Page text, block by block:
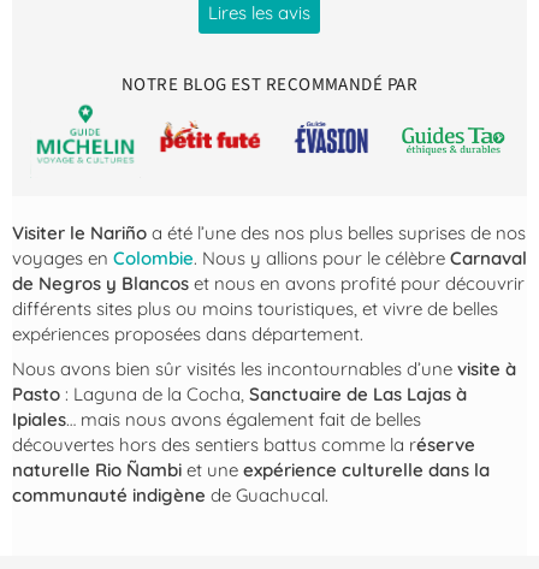
Lires les avis
NOTRE BLOG EST RECOMMANDÉ PAR
Visiter le Nariño a été l’une des nos plus belles suprises de nos
voyages en Colombie. Nous y allions pour le célèbre Carnaval
de Negros y Blancos et nous en avons profité pour découvrir
différents sites plus ou moins touristiques, et vivre de belles
expériences proposées dans département.
Nous avons bien sûr visités les incontournables d’une visite à
Pasto : Laguna de la Cocha, Sanctuaire de Las Lajas à
Ipiales… mais nous avons également fait de belles
découvertes hors des sentiers battus comme la réserve
naturelle Rio Ñambi et une expérience culturelle dans la
communauté indigène de Guachucal.